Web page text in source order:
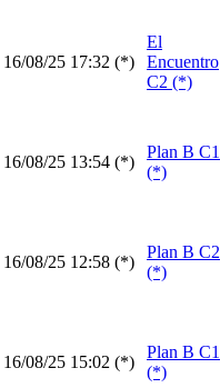
16/08/25 17:32 (*)
El
Encuentro
C2 (*)
16/08/25 13:54 (*)
Plan B C1
(*)
16/08/25 12:58 (*)
Plan B C2
(*)
16/08/25 15:02 (*)
Plan B C1
(*)